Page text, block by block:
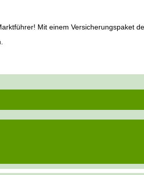
Mit einem Versicherungspaket